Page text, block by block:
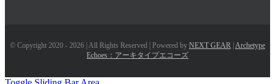
© Copyright 2020 - 2026 | All Rights Reserved | Powered by NEXT GEAR Archetype
Echoes：アーキタイプエコーズ